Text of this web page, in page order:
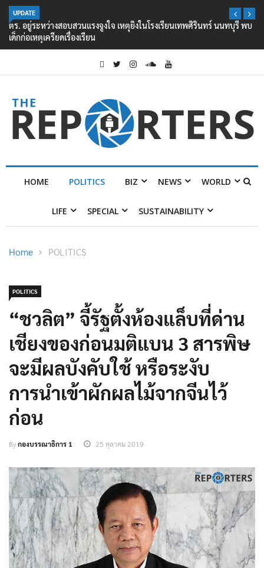
UPDATE
ตร. อยู่ระหว่างสอบสวนแรงจูงใจ เหตุยิงในโรงเรียนเทพศิรินทร์ นนทบุรี พบ
เด็กก่อเหตุเครียดเรื่องเรียน
HOME POLITICS BIZ NEWS WORLD
LIFE SPECIAL SUSTAINABILITY
Home POLITICS
POLITICS
“ชวลิต” จี้รัฐตั้งห้องแล็บที่ด่าน
เชียงของก่อนมติแบน 3 สารพิษ
จะมีผลบังคับใช้ หรือระงับ
การนำเข้าผักผลไม้จากจีนไว้
ก่อน
Byกองบรรณาธิการ 1 25 ตุลาคม 2019